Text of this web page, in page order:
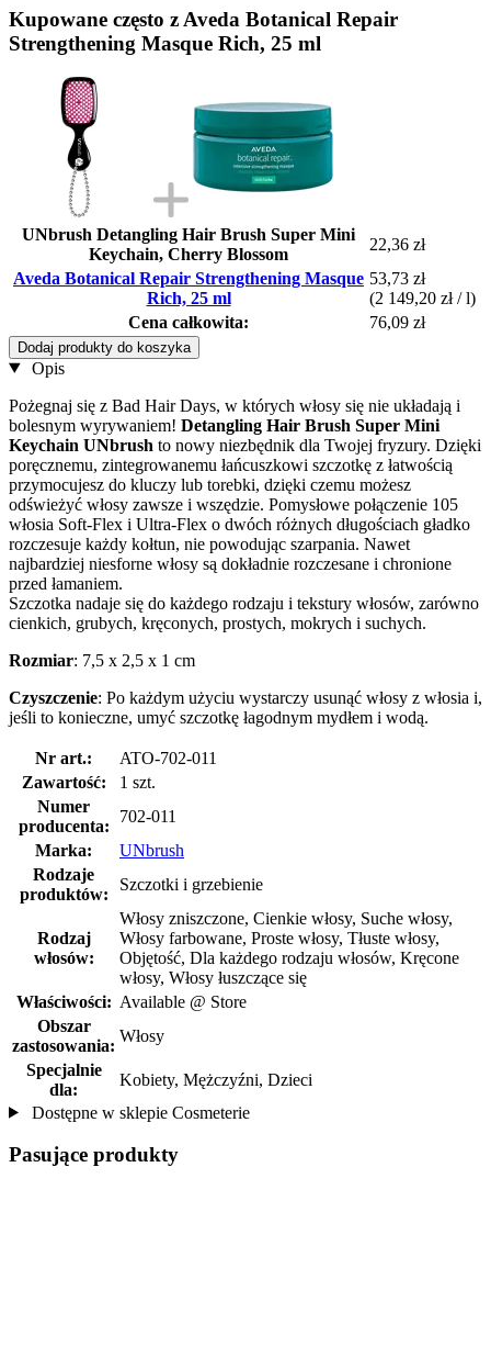
Kupowane często z Aveda Botanical Repair
Strengthening Masque Rich, 25 ml
UNbrush Detangling Hair Brush Super Mini
Keychain, Cherry Blossom
22,36 zł
Aveda Botanical Repair Strengthening Masque
Rich, 25 ml
53,73 zł
(2 149,20 zł / l)
Cena całkowita:
76,09 zł
Dodaj produkty do koszyka
Opis
Pożegnaj się z Bad Hair Days, w których włosy się nie układają i
bolesnym wyrywaniem! Detangling Hair Brush Super Mini
Keychain UNbrush to nowy niezbędnik dla Twojej fryzury. Dzięki
poręcznemu, zintegrowanemu łańcuszkowi szczotkę z łatwością
przymocujesz do kluczy lub torebki, dzięki czemu możesz
odświeżyć włosy zawsze i wszędzie. Pomysłowe połączenie 105
włosia Soft-Flex i Ultra-Flex o dwóch różnych długościach gładko
rozczesuje każdy kołtun, nie powodując szarpania. Nawet
najbardziej niesforne włosy są dokładnie rozczesane i chronione
przed łamaniem.
Szczotka nadaje się do każdego rodzaju i tekstury włosów, zarówno
cienkich, grubych, kręconych, prostych, mokrych i suchych.
Rozmiar: 7,5 x 2,5 x 1 cm
Czyszczenie: Po każdym użyciu wystarczy usunąć włosy z włosia i,
jeśli to konieczne, umyć szczotkę łagodnym mydłem i wodą.
Nr art.:
ATO-702-011
Zawartość:
1 szt.
Numer
producenta:
702-011
Marka:
UNbrush
Rodzaje
produktów:
Szczotki i grzebienie
Rodzaj
włosów:
Włosy zniszczone, Cienkie włosy, Suche włosy,
Włosy farbowane, Proste włosy, Tłuste włosy,
Objętość, Dla każdego rodzaju włosów, Kręcone
włosy, Włosy łuszczące się
Właściwości: Available @ Store
Obszar
zastosowania:
Włosy
Specjalnie
dla:
Kobiety, Mężczyźni, Dzieci
Dostępne w sklepie Cosmeterie
Pasujące produkty